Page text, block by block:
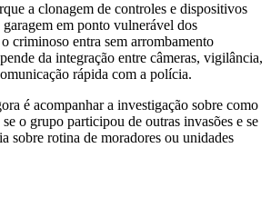
a clonagem de controles e dispositivos
garagem em ponto vulnerável dos
criminoso entra sem arrombamento
da integração entre câmeras, vigilância,
rápida com a polícia.
é acompanhar a investigação sobre como
o grupo participou de outras invasões e se
sobre rotina de moradores ou unidades